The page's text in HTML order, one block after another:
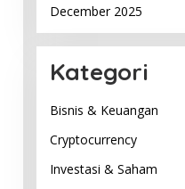
December 2025
Kategori
Bisnis & Keuangan
Cryptocurrency
Investasi & Saham